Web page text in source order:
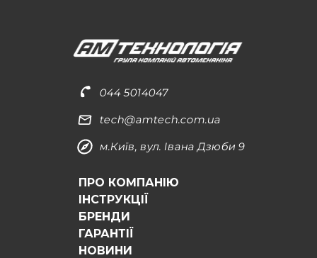
044 5014047
tech@amtech.com.ua
м.Київ, вул. Івана Дзюби 9
ПРО КОМПАНІЮ
ІНСТРУКЦІЇ
БРЕНДИ
ГАРАНТІЇ
НОВИНИ